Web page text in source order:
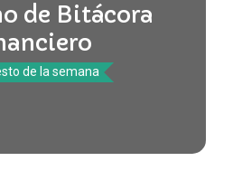
de Bitácora
de la semana